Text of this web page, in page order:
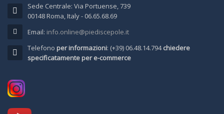
Sede Centrale: Via Portuense, 739
00148 Roma, Italy - 06.65.68.69
Email: info.online@piediscepole.it
Telefono per informazioni: (+39) 06.48.14.794chiedere
specificatamente per e-commerce